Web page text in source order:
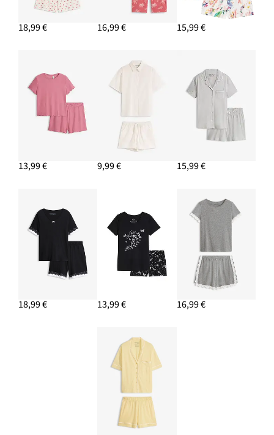
18,99 € 16,99 € 15,99 €
13,99 € 9,99 € 15,99 €
18,99 € 13,99 € 16,99 €